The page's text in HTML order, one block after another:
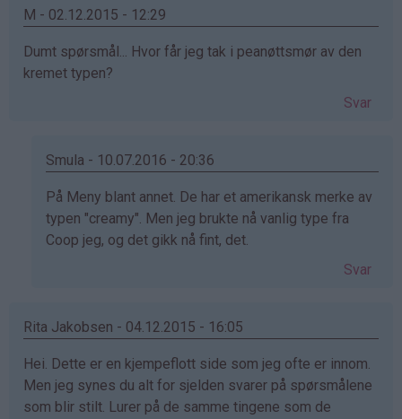
M - 02.12.2015 - 12:29
Dumt spørsmål... Hvor får jeg tak i peanøttsmør av den
kremet typen?
Svar
Smula - 10.07.2016 - 20:36
Som
svar
på
bekreftet)
På Meny blant annet. De har et amerikansk merke av
typen "creamy". Men jeg brukte nå vanlig type fra
Coop jeg, og det gikk nå fint, det.
Svar
Rita Jakobsen - 04.12.2015 - 16:05
Hei. Dette er en kjempeflott side som jeg ofte er innom.
Men jeg synes du alt for sjelden svarer på spørsmålene
som blir stilt. Lurer på de samme tingene som de